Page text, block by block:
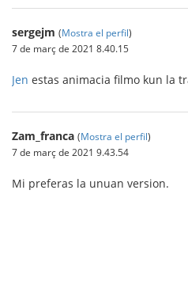
sergejm (Mostra el perfil)
7 de març de 2021 8.40.15
Jen estas animacia filmo kun la
Zam_franca (Mostra el perfil)
7 de març de 2021 9.43.54
Mi preferas la unuan version.